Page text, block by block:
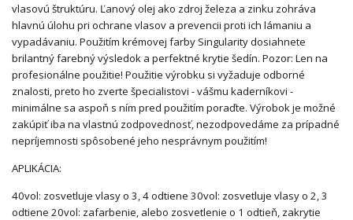
vlasovú štruktúru. Ľanový olej ako zdroj železa a zinku zohráva
hlavnú úlohu pri ochrane vlasov a prevencii proti ich lámaniu a
vypadávaniu. Použitím krémovej farby Singularity dosiahnete
brilantný farebný výsledok a perfektné krytie šedín. Pozor: Len na
profesionálne použitie! Použitie výrobku si vyžaduje odborné
znalosti, preto ho zverte špecialistovi - vášmu kaderníkovi -
minimálne sa aspoň s ním pred použitím poraďte. Výrobok je možné
zakúpiť iba na vlastnú zodpovednosť, nezodpovedáme za prípadné
nepríjemnosti spôsobené jeho nesprávnym použitím!
APLIKÁCIA:
40vol: zosvetluje vlasy o 3, 4 odtiene 30vol: zosvetluje vlasy o 2, 3
odtiene 20vol: zafarbenie, alebo zosvetlenie o 1 odtieň, zakrytie